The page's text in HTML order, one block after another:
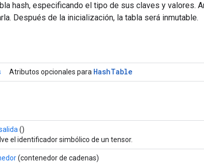
hash, especificando el tipo de sus claves y valores.
Después de la inicialización, la tabla será inmutable.
Atributos opcionales para HashTable
()
el identificador simbólico de un tensor.
(contenedor de cadenas)